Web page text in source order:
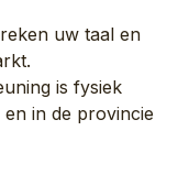
uw taal en
is fysiek
en in de provincie